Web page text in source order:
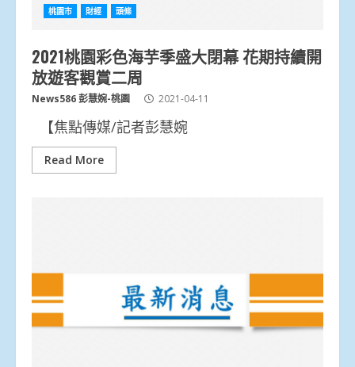
桃園市 財經 頭條
2021桃園彩色海芋季盛大閉幕 花期持續開
放遊客觀賞二周
News586 彭慧婉-桃園 2021-04-11
【焦點傳媒/記者彭慧婉
Read More